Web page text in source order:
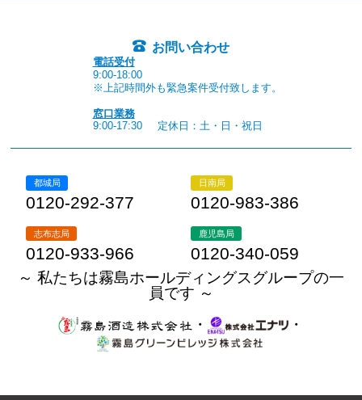
お問い合わせ
電話受付
9:00-18:00
※上記時間外も緊急案件受付致します。
窓口業務
9:00-17:30
定休日：土・日・祝日
都城局
0120-292-377
日南局
0120-983-386
志布志局
0120-933-966
鹿児島局
0120-340-059
～ 私たちは霧島ホールディングスグループの一
員です ～
・
・